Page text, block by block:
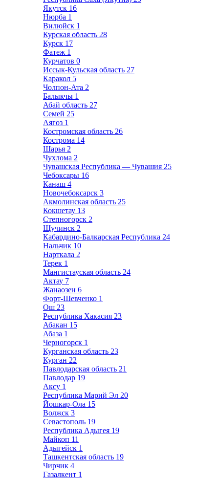
Якутск 16
Нюрба 1
Вилюйск 1
Курская область 28
Курск 17
Фатеж 1
Курчатов 0
Иссык-Кульская область 27
Каракол 5
Чолпон-Ата 2
Балыкчы 1
Абай область 27
Семей 25
Аягоз 1
Костромская область 26
Кострома 14
Шарья 2
Чухлома 2
Чувашская Республика — Чувашия 25
Чебоксары 16
Канаш 4
Новочебоксарск 3
Акмолинская область 25
Кокшетау 13
Степногорск 2
Щучинск 2
Кабардино-Балкарская Республика 24
Нальчик 10
Нарткала 2
Терек 1
Мангистауская область 24
Актау 7
Жанаозен 6
Форт-Шевченко 1
Ош 23
Республика Хакасия 23
Абакан 15
Абаза 1
Черногорск 1
Курганская область 23
Курган 22
Павлодарская область 21
Павлодар 19
Аксу 1
Республика Марий Эл 20
Йошкар-Ола 15
Волжск 3
Севастополь 19
Республика Адыгея 19
Майкоп 11
Адыгейск 1
Ташкентская область 19
Чирчик 4
Газалкент 1